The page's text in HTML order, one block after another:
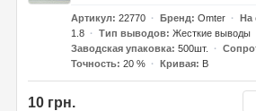
Артикул 22770 Бренд Omter На
1.8
Тип выводов Жесткие выводы
Заводская упаковка 500шт.
Точность 20 % Кривая B
10 грн.